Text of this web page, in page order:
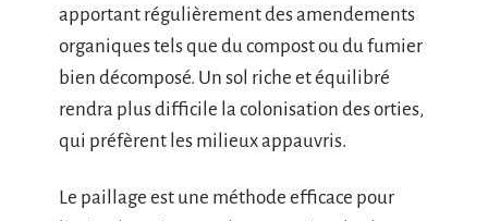
apportant régulièrement des amendements
organiques tels que du compost ou du fumier
bien décomposé. Un sol riche et équilibré
rendra plus difficile la colonisation des orties,
qui préfèrent les milieux appauvris.
Le paillage est une méthode efficace pour